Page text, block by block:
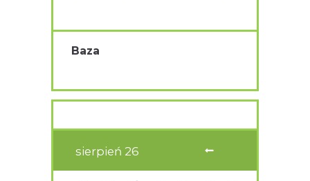
Baza
sierpień 26